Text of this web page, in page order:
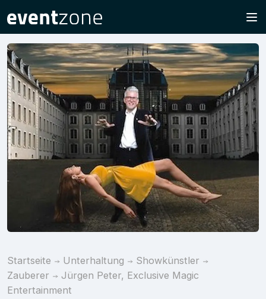
Startseite Unterhaltung
Showkünstler
Zauberer
Jürgen Peter, Exclusive Magic
Entertainment